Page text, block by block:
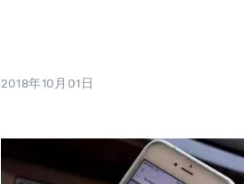
2018年10月01日